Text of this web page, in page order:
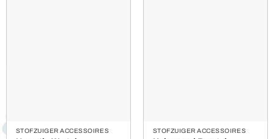
STOFZUIGER ACCESSOIRES STOFZUIGER ACCESSOIRES